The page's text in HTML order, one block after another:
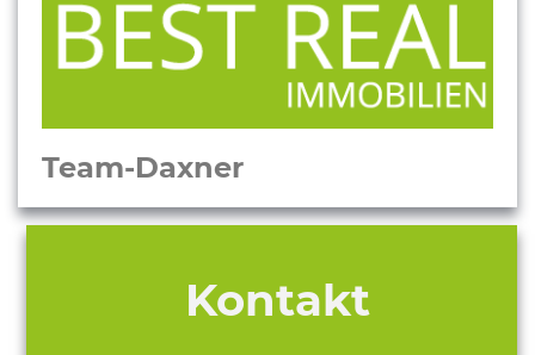
Team-Daxner
Kontakt